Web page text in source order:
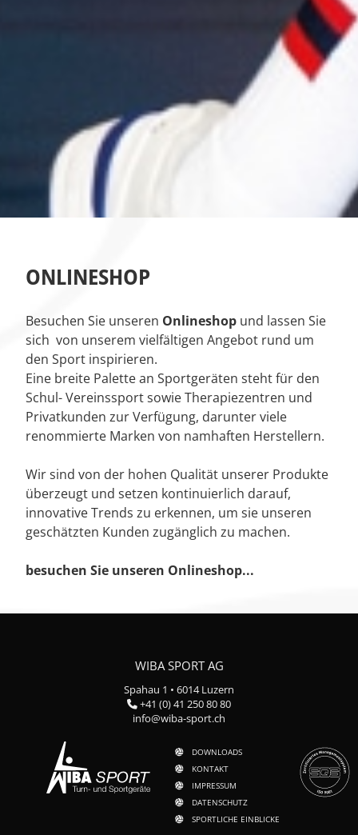
ONLINESHOP
Besuchen Sie unseren Onlineshop und lassen Sie
sich von unserem vielfältigen Angebot rund um
den Sport inspirieren.
Eine breite Palette an Sportgeräten steht für den
Schul- Vereinssport sowie Therapiezentren und
Privatkunden zur Verfügung, darunter viele
renommierte Marken von namhaften Herstellern.
Wir sind von der hohen Qualität unserer Produkte
überzeugt und setzen kontinuierlich darauf,
innovative Trends zu erkennen, um sie unseren
geschätzten Kunden zugänglich zu machen.
besuchen Sie unseren Onlineshop...
WIBA SPORT AG
Spahau 1 • 6014 Luzern
+41 (0) 41 250 80 80
info@wiba-sport.ch
DOWNLOADS
KONTAKT
IMPRESSUM
DATENSCHUTZ
SPORTLICHE EINBLICKE